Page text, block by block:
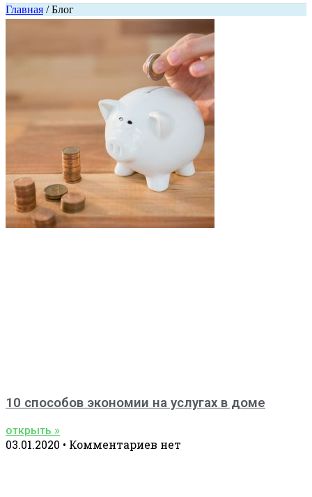
Главная / Блог
10 способов экономии на услугах в доме
открыть »
03.01.2020 Комментариев нет